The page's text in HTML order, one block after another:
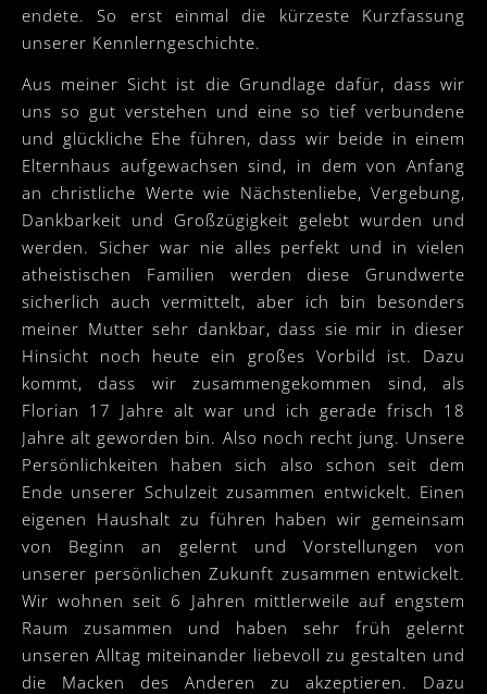
endete. So erst einmal die kürzeste Kurzfassung
unserer Kennlerngeschichte.
Aus meiner Sicht ist die Grundlage dafür, dass wir
uns so gut verstehen und eine so tief verbundene
und glückliche Ehe führen, dass wir beide in einem
Elternhaus aufgewachsen sind, in dem von Anfang
an christliche Werte wie Nächstenliebe, Vergebung,
Dankbarkeit und Großzügigkeit gelebt wurden und
werden. Sicher war nie alles perfekt und in vielen
atheistischen Familien werden diese Grundwerte
sicherlich auch vermittelt, aber ich bin besonders
meiner Mutter sehr dankbar, dass sie mir in dieser
Hinsicht noch heute ein großes Vorbild ist. Dazu
kommt, dass wir zusammengekommen sind, als
Florian 17 Jahre alt war und ich gerade frisch 18
Jahre alt geworden bin. Also noch recht jung. Unsere
Persönlichkeiten haben sich also schon seit dem
Ende unserer Schulzeit zusammen entwickelt. Einen
eigenen Haushalt zu führen haben wir gemeinsam
von Beginn an gelernt und Vorstellungen von
unserer persönlichen Zukunft zusammen entwickelt.
Wir wohnen seit 6 Jahren mittlerweile auf engstem
Raum zusammen und haben sehr früh gelernt
unseren Alltag miteinander liebevoll zu gestalten und
die Macken des Anderen zu akzeptieren. Dazu